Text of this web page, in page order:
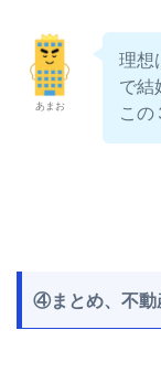
あまお
理想
で結
この
④まとめ、不動